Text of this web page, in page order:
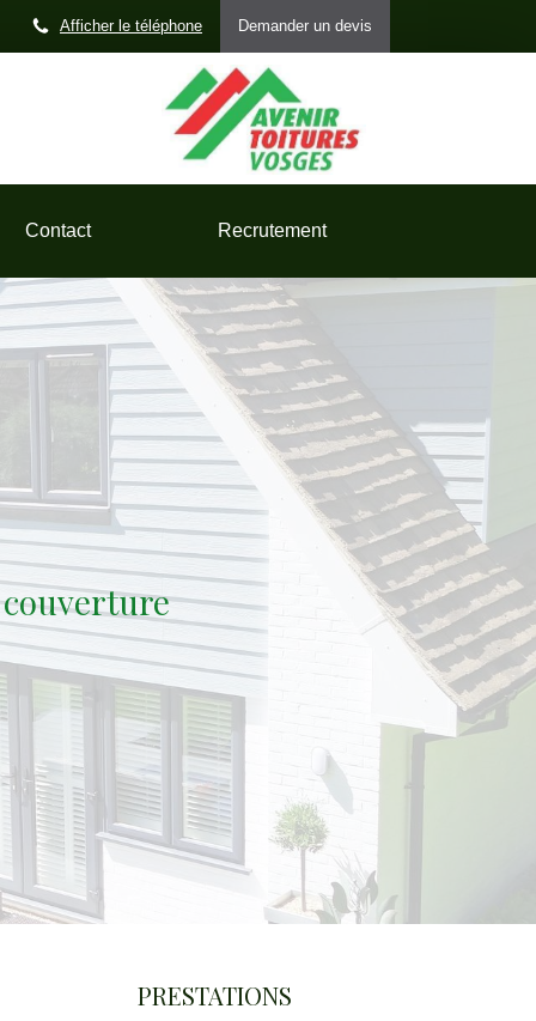
Demander un devis
Afficher le téléphone
Contact Recrutement
couverture
PRESTATIONS